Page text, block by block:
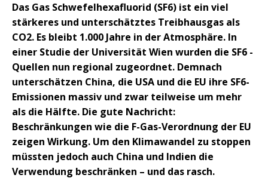
Das Gas Schwefelhexafluorid (SF6) ist ein viel
stärkeres und unterschätztes Treibhausgas als
CO2. Es bleibt 1.000 Jahre in der Atmosphäre. In
einer Studie der Universität Wien wurden die SF6 -
Quellen nun regional zugeordnet. Demnach
unterschätzen China, die USA und die EU ihre SF6-
Emissionen massiv und zwar teilweise um mehr
als die Hälfte. Die gute Nachricht:
Beschränkungen wie die F-Gas-Verordnung der EU
zeigen Wirkung. Um den Klimawandel zu stoppen
müssten jedoch auch China und Indien die
Verwendung beschränken – und das rasch.